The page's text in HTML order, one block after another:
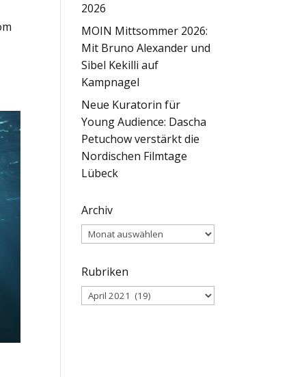
2026
MOIN Mittsommer 2026:
Mit Bruno Alexander und
Sibel Kekilli auf
Kampnagel
Neue Kuratorin für
Young Audience: Dascha
Petuchow verstärkt die
Nordischen Filmtage
Lübeck
Archiv
Archiv
Rubriken
Rubriken